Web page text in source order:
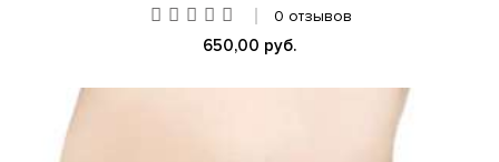
0 отзывов
650,00 руб.